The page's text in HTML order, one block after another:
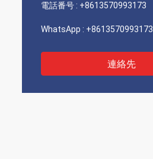
電話番号 : +8613570993173
WhatsApp : +8613570993173
連絡先